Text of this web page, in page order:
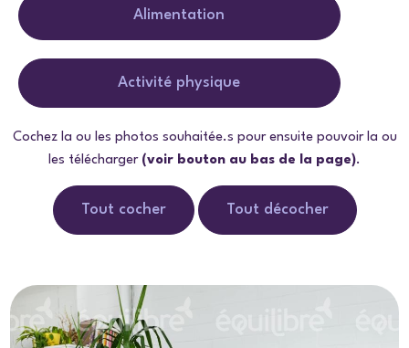
Alimentation
Activité physique
Cochez la ou les photos souhaitée.s pour ensuite pouvoir la ou
les télécharger (voir bouton au bas de la page).
Tout cocher Tout décocher